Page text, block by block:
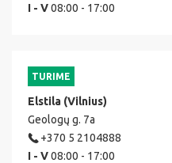
I - V08:00 - 17:00
TURIME
Elstila (Vilnius)
Geologų g. 7a
+370 5 2104888
I - V08:00 - 17:00